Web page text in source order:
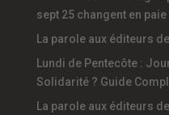
sept 25 changent en paie
La parole aux éditeurs
Lundi de Pentecôte :
Solidarité ? Guide
La parole aux éditeurs